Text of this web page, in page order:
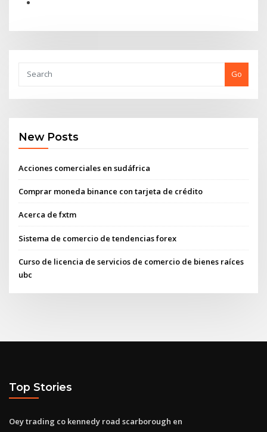
Go
New Posts
Acciones comerciales en sudáfrica
Comprar moneda binance con tarjeta de crédito
Acerca de fxtm
Sistema de comercio de tendencias forex
Curso de licencia de servicios de comercio de bienes raíces
ubc
Top Stories
Oey trading co kennedy road scarborough en